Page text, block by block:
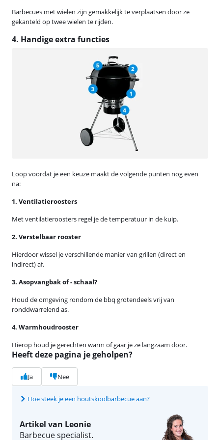
Barbecues met wielen zijn gemakkelijk te verplaatsen door ze
gekanteld op twee wielen te rijden.
4. Handige extra functies
Loop voordat je een keuze maakt de volgende punten nog even
na:
1. Ventilatieroosters
Met ventilatieroosters regel je de temperatuur in de kuip.
2. Verstelbaar rooster
Hierdoor wissel je verschillende manier van grillen (direct en
indirect) af.
3. Asopvangbak of - schaal?
Houd de omgeving rondom de bbq grotendeels vrij van
ronddwarrelend as.
4. Warmhoudrooster
Hierop houd je gerechten warm of gaar je ze langzaam door.
Heeft deze pagina je geholpen?
Ja Nee
Hoe steek je een houtskoolbarbecue aan?
Artikel van Leonie
Barbecue specialist.